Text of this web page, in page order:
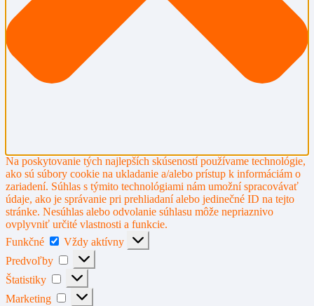
Na poskytovanie tých najlepších skúseností používame technológie,
ako sú súbory cookie na ukladanie a/alebo prístup k informáciám o
zariadení. Súhlas s týmito technológiami nám umožní spracovávať
údaje, ako je správanie pri prehliadaní alebo jedinečné ID na tejto
stránke. Nesúhlas alebo odvolanie súhlasu môže nepriaznivo
ovplyvniť určité vlastnosti a funkcie.
Funkčné
Funkčné
Vždy aktívny
Predvoľby
Predvoľby
Štatistiky Štatistiky
Marketing Marketing